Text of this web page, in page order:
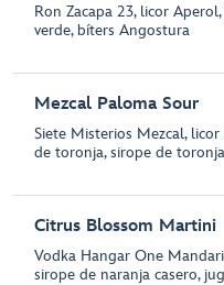
Ron Zacapa 23, licor
verde, bíters Angostura
Mezcal Paloma Sour
Siete Misterios Mezcal,
de toronja, sirope de
Citrus Blossom Martini
Vodka Hangar One
sirope de naranja casero,